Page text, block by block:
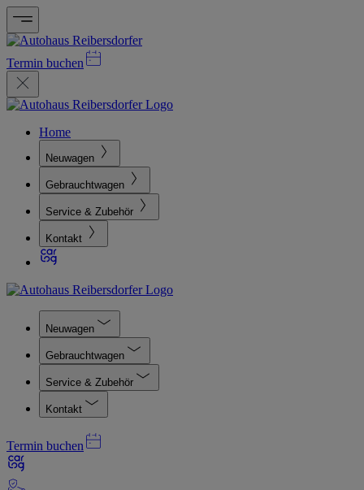
Termin buchen
Home
Neuwagen
Gebrauchtwagen
Service & Zubehör
Kontakt
Neuwagen
Gebrauchtwagen
Service & Zubehör
Kontakt
Termin buchen